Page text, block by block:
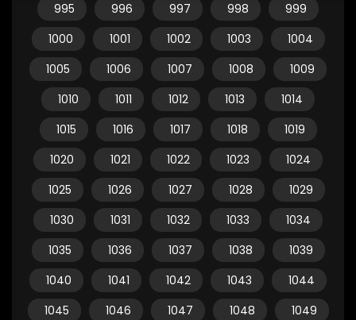
995
996 997 998
999
1000
1001 1002 1003
1004
1005
1006 1007 1008
1009
1010
1011 1012 1013
1014
1015
1016 1017 1018
1019
1020
1021 1022 1023
1024
1025
1026 1027 1028
1029
1030
1031 1032 1033
1034
1035
1036 1037 1038
1039
1040
1041 1042 1043
1044
1045
1046 1047 1048
1049